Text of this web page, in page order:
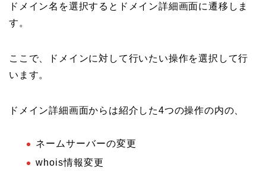
ドメイン名を選択するとドメイン詳細画面に遷移しま
す。
ここで、ドメインに対して行いたい操作を選択して行
います。
ドメイン詳細画面からは紹介した4つの操作の内の、
ネームサーバーの変更
whois情報変更